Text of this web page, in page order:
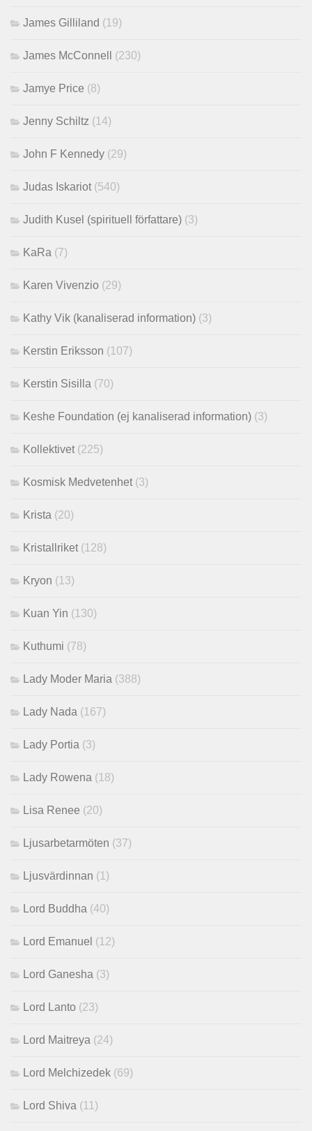
James Gilliland (19)
James McConnell (230)
Jamye Price (8)
Jenny Schiltz (14)
John F Kennedy (29)
Judas Iskariot (540)
Judith Kusel (spirituell författare) (3)
KaRa (7)
Karen Vivenzio (29)
Kathy Vik (kanaliserad information) (3)
Kerstin Eriksson (107)
Kerstin Sisilla (70)
Keshe Foundation (ej kanaliserad information) (3)
Kollektivet (225)
Kosmisk Medvetenhet (3)
Krista (20)
Kristallriket (128)
Kryon (13)
Kuan Yin (130)
Kuthumi (78)
Lady Moder Maria (388)
Lady Nada (167)
Lady Portia (3)
Lady Rowena (18)
Lisa Renee (20)
Ljusarbetarmöten (37)
Ljusvärdinnan (1)
Lord Buddha (40)
Lord Emanuel (12)
Lord Ganesha (3)
Lord Lanto (23)
Lord Maitreya (24)
Lord Melchizedek (69)
Lord Shiva (11)